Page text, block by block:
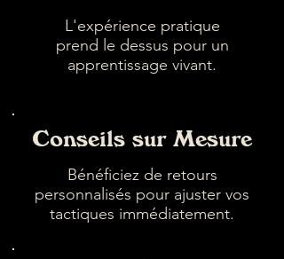
L'expérience pratique
prend le dessus pour un
apprentissage vivant.
Conseils sur Mesure
Bénéficiez de retours
personnalisés pour ajuster vos
tactiques immédiatement.